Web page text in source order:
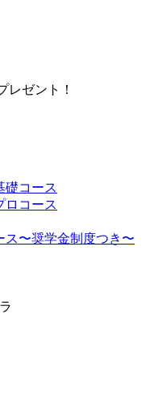
礎コース
ロコース
ス〜奨学金制度つき〜